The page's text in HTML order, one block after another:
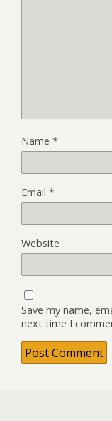
Name *
Email *
Website
Save my name,
next time I